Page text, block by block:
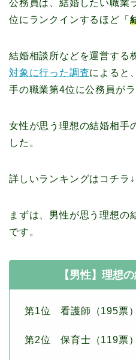
公務員は、結婚したい職業
位にランクインするほど「
結婚相談所などを運営する
対象に行った調査によると
手の職業第4位に公務員がラ
女性が思う理想の結婚相手
した。
詳しいランキングはコチラ
まずは、男性が思う理想の
です。
【男性】理想
第1位 看護師（195票）
第2位 保育士（119票）